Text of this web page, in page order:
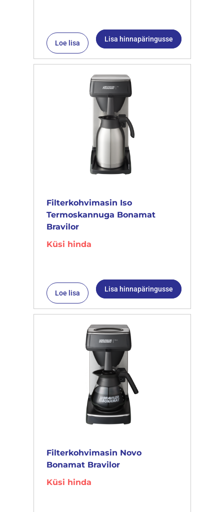
Loe lisa Lisa hinnapäringusse
Filterkohvimasin Iso
Termoskannuga Bonamat
Bravilor
Küsi hinda
Loe lisa Lisa hinnapäringusse
Filterkohvimasin Novo
Bonamat Bravilor
Küsi hinda